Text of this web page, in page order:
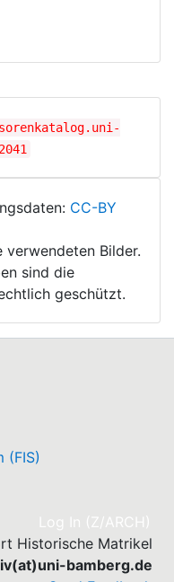
CC-BY
Bilder.
sind die
geschützt.
(FIS)
Log In (Z/ARCH)
Historische Matrikel
bamberg.de